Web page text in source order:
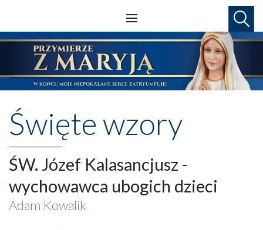
Święte wzory
ŚW. Józef Kalasancjusz -
wychowawca ubogich dzieci
Adam Kowalik